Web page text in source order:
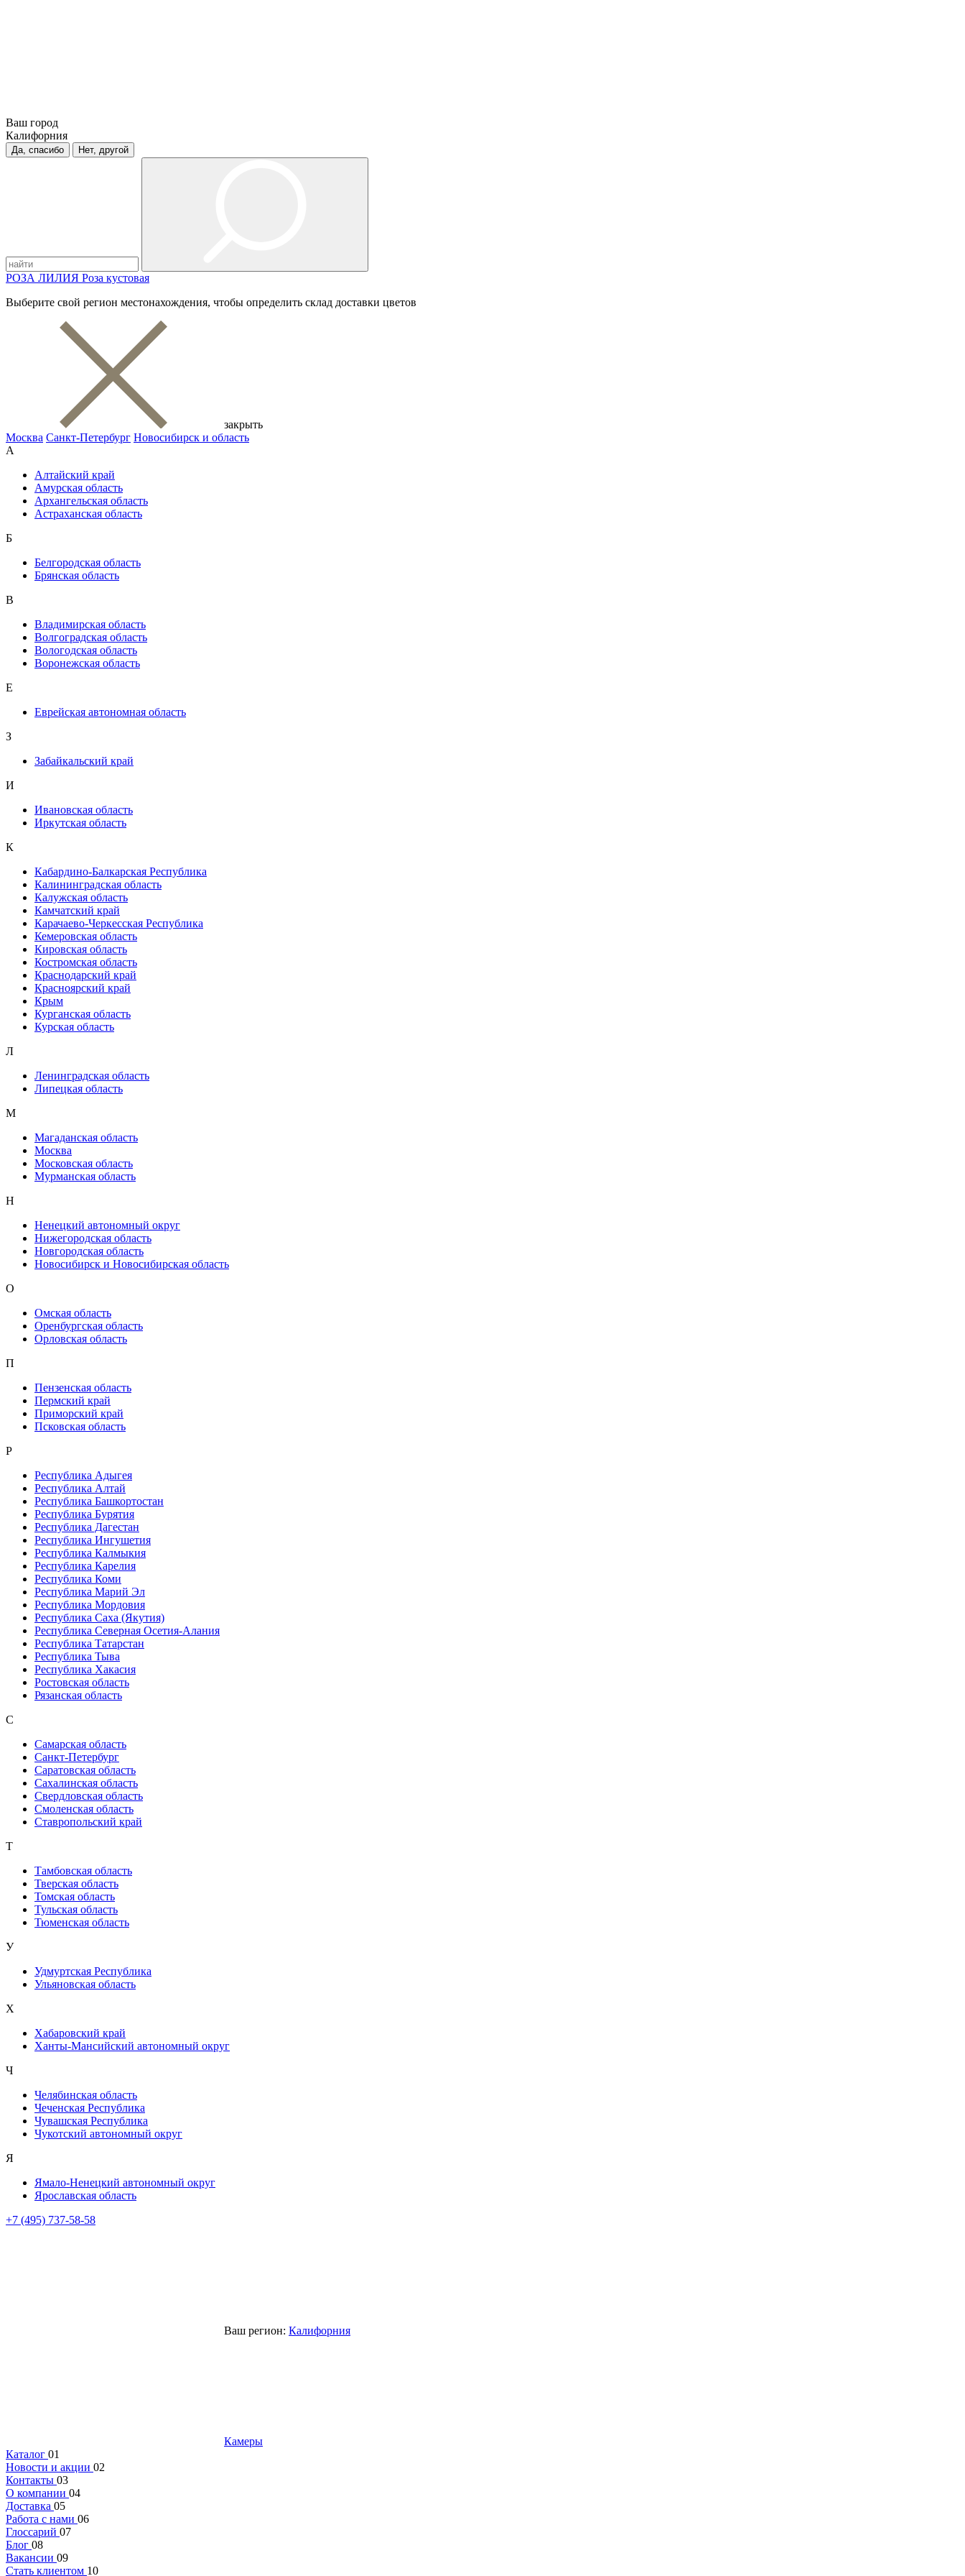
Ваш город
Калифорния
Да, спасибо Нет, другой
РОЗА ЛИЛИЯ Роза кустовая
Выберите свой регион местонахождения, чтобы определить склад доставки цветов
закрыть
Москва Санкт-Петербург Новосибирск и область
А
Алтайский край
Амурская область
Архангельская область
Астраханская область
Б
Белгородская область
Брянская область
В
Владимирская область
Волгоградская область
Вологодская область
Воронежская область
Е
Еврейская автономная область
З
Забайкальский край
И
Ивановская область
Иркутская область
К
Кабардино-Балкарская Республика
Калининградская область
Калужская область
Камчатский край
Карачаево-Черкесская Республика
Кемеровская область
Кировская область
Костромская область
Краснодарский край
Красноярский край
Крым
Курганская область
Курская область
Л
Ленинградская область
Липецкая область
М
Магаданская область
Москва
Московская область
Мурманская область
Н
Ненецкий автономный округ
Нижегородская область
Новгородская область
Новосибирск и Новосибирская область
О
Омская область
Оренбургская область
Орловская область
П
Пензенская область
Пермский край
Приморский край
Псковская область
Р
Республика Адыгея
Республика Алтай
Республика Башкортостан
Республика Бурятия
Республика Дагестан
Республика Ингушетия
Республика Калмыкия
Республика Карелия
Республика Коми
Республика Марий Эл
Республика Мордовия
Республика Саха (Якутия)
Республика Северная Осетия-Алания
Республика Татарстан
Республика Тыва
Республика Хакасия
Ростовская область
Рязанская область
С
Самарская область
Санкт-Петербург
Саратовская область
Сахалинская область
Свердловская область
Смоленская область
Ставропольский край
Т
Тамбовская область
Тверская область
Томская область
Тульская область
Тюменская область
У
Удмуртская Республика
Ульяновская область
Х
Хабаровский край
Ханты-Мансийский автономный округ
Ч
Челябинская область
Чеченская Республика
Чувашская Республика
Чукотский автономный округ
Я
Ямало-Ненецкий автономный округ
Ярославская область
+7 (495) 737-58-58
Ваш регион: Калифорния
Камеры
Каталог 01
Новости и акции 02
Контакты 03
О компании 04
Доставка 05
Работа с нами 06
Глоссарий 07
Блог 08
Вакансии 09
Стать клиентом 10